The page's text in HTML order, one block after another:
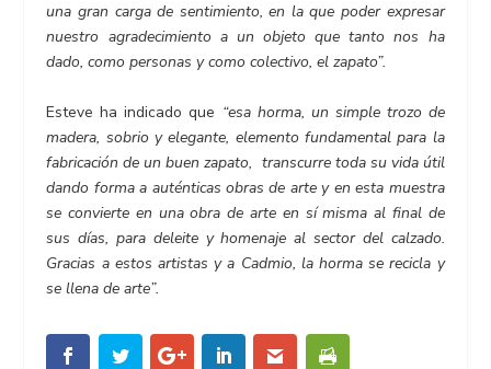
una gran carga de sentimiento, en la que poder expresar
nuestro agradecimiento a un objeto que tanto nos ha
dado, como personas y como colectivo, el zapato”.
Esteve ha indicado que “esa horma, un simple trozo de
madera, sobrio y elegante, elemento fundamental para la
fabricación de un buen zapato, transcurre toda su vida útil
dando forma a auténticas obras de arte y en esta muestra
se convierte en una obra de arte en sí misma al final de
sus días, para deleite y homenaje al sector del calzado.
Gracias a estos artistas y a Cadmio, la horma se recicla y
se llena de arte”.